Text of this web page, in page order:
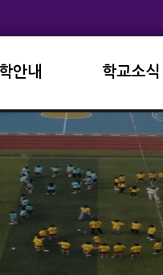
안내
등학교
학교소식
공지사항
학사일정
교육과정
가정통신문
방과후학교